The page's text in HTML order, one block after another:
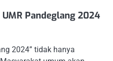
Pandeglang 2024
2024” tidak hanya